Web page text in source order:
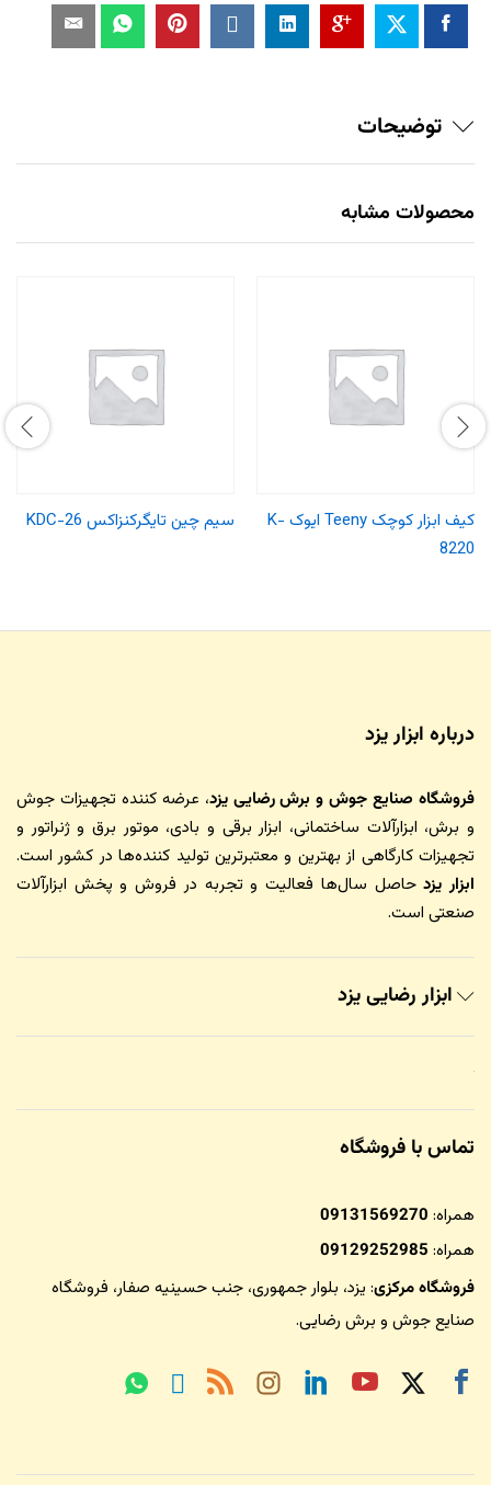
توضیحات
محصولات مشابه
کیف ابزار کوچک Teeny ایوک K-
8220
سیم چین تایگرکنزاکس KDC-26
درباره ابزار یزد
فروشگاه صنایع جوش و برش رضایی یزد، عرضه کننده تجهیزات جوش
و برش، ابزارآلات ساختمانی، ابزار برقی و بادی، موتور برق و ژنراتور و
تجهیزات کارگاهی از بهترین و معتبرترین تولید کننده‌ها در کشور است.
ابزار یزدحاصل سال‌ها فعالیت و تجربه در فروش و پخش ابزارآلات
صنعتی است.
ابزار رضایی یزد
تماس با فروشگاه
همراه: 09131569270
همراه: 09129252985
فروشگاه مرکزی: یزد، بلوار جمهوری، جنب حسینیه صفار، فروشگاه
صنایع جوش و برش رضایی.